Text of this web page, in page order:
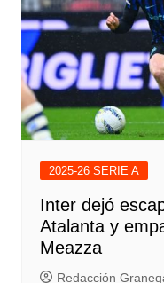
2025-26 SERIE A
Inter dejó
Atalanta y
Meazza
Redacción